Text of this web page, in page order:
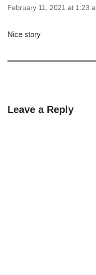
February 11, 2021 at 1:23
Nice story
Leave a Reply